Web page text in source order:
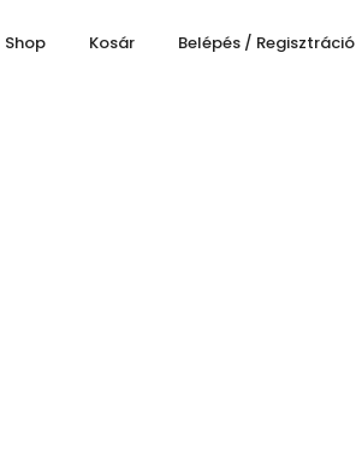
Shop Kosár Belépés / Regisztráció